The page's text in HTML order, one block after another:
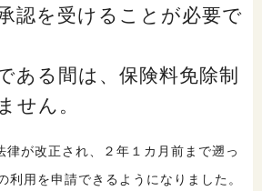
認を受けることが必要で
ある間は、保険料免除制
せん。
が改正され、２年１カ月前まで遡っ
利用を申請できるようになりました。